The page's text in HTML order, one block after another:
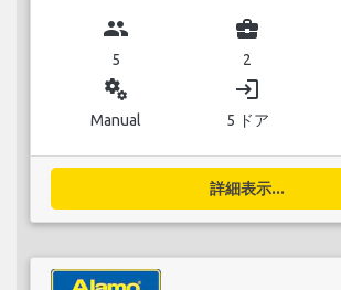
group
5
business_center
2
miscellaneous_services
Manual
login
5 ドア
詳細表示...